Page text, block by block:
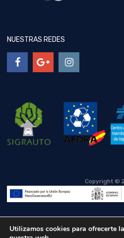
NUESTRAS REDES
Copyright ©
Utilizamos cookies para ofrecerte